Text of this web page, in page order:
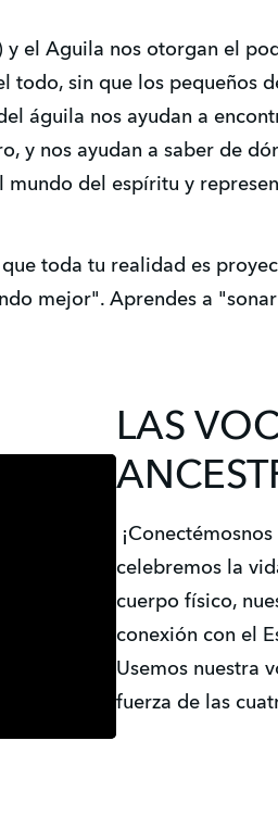
y el Aguila nos otorgan el
todo, sin que los pequeños
águila nos ayudan a
y nos ayudan a saber de
mundo del espíritu y
toda tu realidad es
mejor". Aprendes a
LAS
celebremos la
cuerpo físico,
conexión con el
Usemos nuestra
fuerza de las